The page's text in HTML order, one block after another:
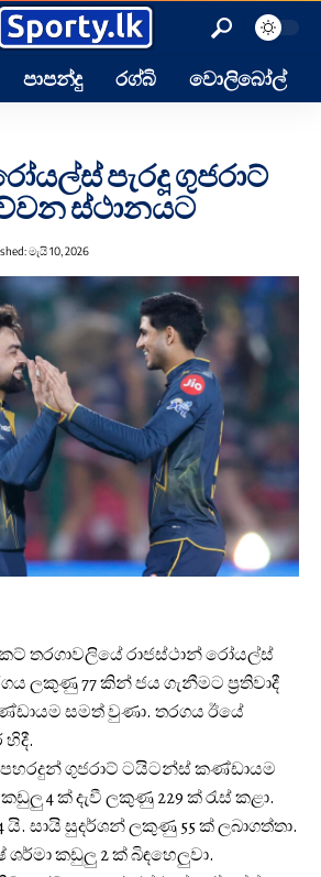
පාපන්දු රග්බි වොලිබෝල්
පැරදූ ගුජරාට්
ස්ථානයට
මැයි 10, 2026
තරගාවලියේ රාජස්ථාන් රෝයල්ස්
ලකුණු 77 කින් ජය ගැනීමට ප්‍රතිවාදී
සමත් වුණා. තරගය ඊයේ
ගුජරාට් ටයිටන්ස් කණ්ඩායම
4 ක් දැවී ලකුණු 229 ක් රැස් කළා.
සායි සුදර්ශන් ලකුණු 55 ක් ලබාගත්තා.
ශර්මා කඩුලු 2 ක් බිඳහෙලුවා.